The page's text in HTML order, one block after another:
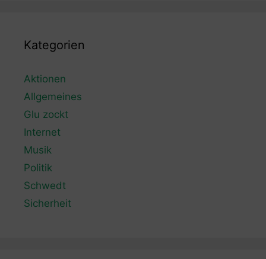
Kategorien
Aktionen
Allgemeines
Glu zockt
Internet
Musik
Politik
Schwedt
Sicherheit